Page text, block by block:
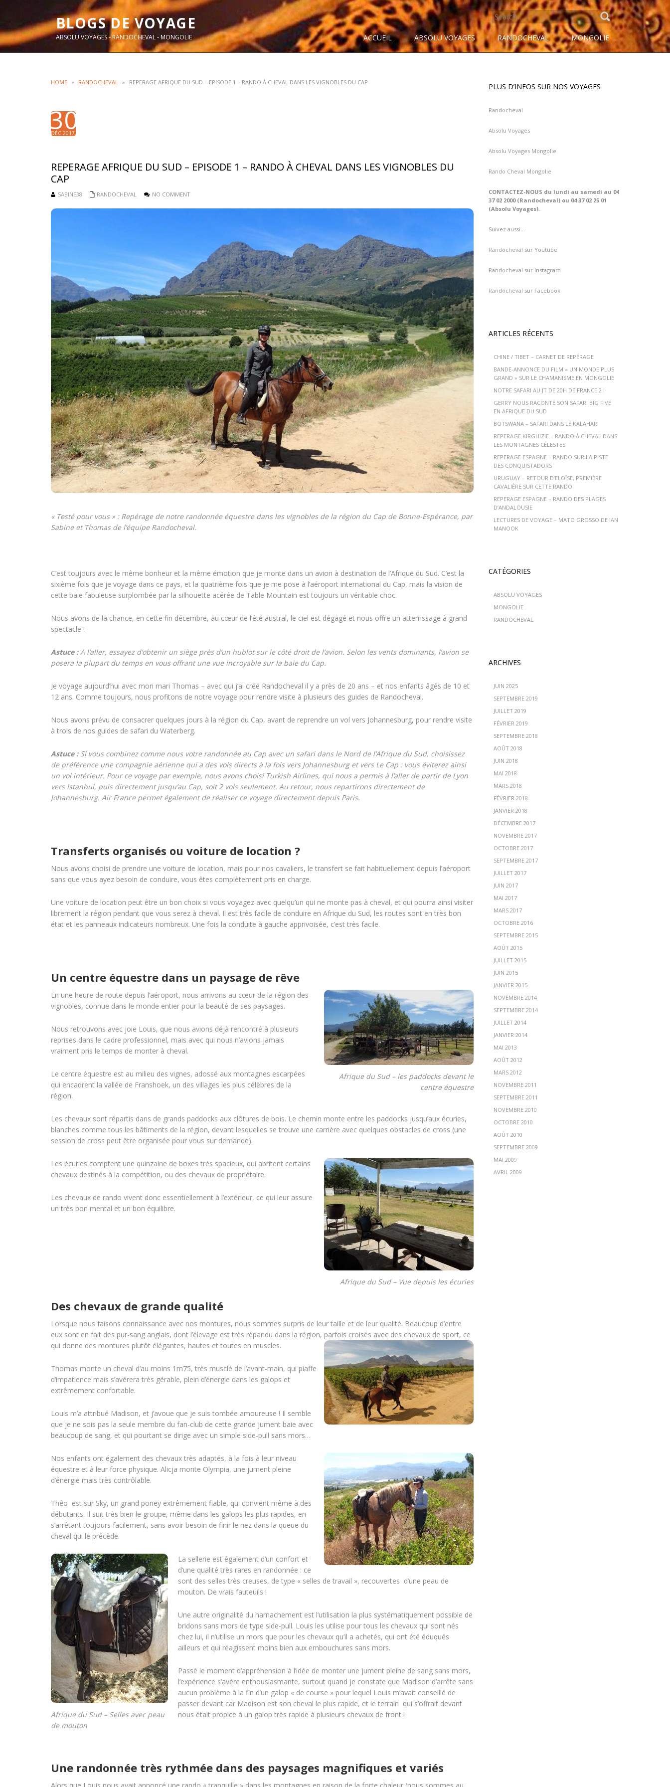
BLOGS DE VOYAGE
ABSOLU VOYAGES - RANDOCHEVAL - MONGOLIE
SEARCH
FOR:
ACCUEIL
ABSOLU VOYAGES RANDOCHEVAL MONGOLIE
HOME » RANDOCHEVAL » REPERAGE AFRIQUE DU SUD – EPISODE 1 – RANDO À CHEVAL DANS LES VIGNOBLES DU CAP
30
DÉC 2017
REPERAGE AFRIQUE DU SUD – EPISODE 1 – RANDO À CHEVAL DANS LES VIGNOBLES DU
CAP
SABINE38 RANDOCHEVAL NO COMMENT
« Testé pour vous » : Repérage de notre randonnée équestre dans les vignobles de la région du Cap de Bonne-Espérance, par
Sabine et Thomas de l’équipe Randocheval.
C’est toujours avec le même bonheur et la même émotion que je monte dans un avion à destination de l’Afrique du Sud. C’est la
sixième fois que je voyage dans ce pays, et la quatrième fois que je me pose à l’aéroport international du Cap, mais la vision de
cette baie fabuleuse surplombée par la silhouette acérée de Table Mountain est toujours un véritable choc.
Nous avons de la chance, en cette fin décembre, au cœur de l’été austral, le ciel est dégagé et nous offre un atterrissage à grand
spectacle !
Astuce :A l’aller, essayez d’obtenir un siège près d’un hublot sur le côté droit de l’avion. Selon les vents dominants, l’avion se
posera la plupart du temps en vous offrant une vue incroyable sur la baie du Cap.
Je voyage aujourd’hui avec mon mari Thomas – avec qui j’ai créé Randocheval il y a près de 20 ans – et nos enfants âgés de 10 et
12 ans. Comme toujours, nous profitons de notre voyage pour rendre visite à plusieurs des guides de Randocheval.
Nous avons prévu de consacrer quelques jours à la région du Cap, avant de reprendre un vol vers Johannesburg, pour rendre visite
à trois de nos guides de safari du Waterberg.
Astuce :Si vous combinez comme nous votre randonnée au Cap avec un safari dans le Nord de l’Afrique du Sud, choisissez
de préférence une compagnie aérienne qui a des vols directs à la fois vers Johannesburg et vers Le Cap : vous éviterez ainsi
un vol intérieur. Pour ce voyage par exemple, nous avons choisi Turkish Airlines, qui nous a permis à l’aller de partir de Lyon
vers Istanbul, puis directement jusqu’au Cap, soit 2 vols seulement. Au retour, nous repartirons directement de
Johannesburg. Air France permet également de réaliser ce voyage directement depuis Paris.
Transferts organisés ou voiture de location ?
Nous avons choisi de prendre une voiture de location, mais pour nos cavaliers, le transfert se fait habituellement depuis l’aéroport
sans que vous ayez besoin de conduire, vous êtes complètement pris en charge.
Une voiture de location peut être un bon choix si vous voyagez avec quelqu’un qui ne monte pas à cheval, et qui pourra ainsi visiter
librement la région pendant que vous serez à cheval. Il est très facile de conduire en Afrique du Sud, les routes sont en très bon
état et les panneaux indicateurs nombreux. Une fois la conduite à gauche apprivoisée, c’est très facile.
Un centre équestre dans un paysage de rêve
Afrique du Sud – les paddocks devant le
centre équestre
En une heure de route depuis l’aéroport, nous arrivons au cœur de la région des
vignobles, connue dans le monde entier pour la beauté de ses paysages.
Nous retrouvons avec joie Louis, que nous avions déjà rencontré à plusieurs
reprises dans le cadre professionnel, mais avec qui nous n’avions jamais
vraiment pris le temps de monter à cheval.
Le centre équestre est au milieu des vignes, adossé aux montagnes escarpées
qui encadrent la vallée de Franshoek, un des villages les plus célèbres de la
région.
Les chevaux sont répartis dans de grands paddocks aux clôtures de bois. Le chemin monte entre les paddocks jusqu’aux écuries,
blanches comme tous les bâtiments de la région, devant lesquelles se trouve une carrière avec quelques obstacles de cross (une
session de cross peut être organisée pour vous sur demande).
Afrique du Sud – Vue depuis les écuries
Les écuries comptent une quinzaine de boxes très spacieux, qui abritent certains
chevaux destinés à la compétition, ou des chevaux de propriétaire.
Les chevaux de rando vivent donc essentiellement à l’extérieur, ce qui leur assure
un très bon mental et un bon équilibre.
Des chevaux de grande qualité
Lorsque nous faisons connaissance avec nos montures, nous sommes surpris de leur taille et de leur qualité. Beaucoup d’entre
eux sont en fait des pur-sang anglais, dont l’élevage est très répandu dans la région, parfois croisés avec des chevaux de sport, ce
qui donne des montures plutôt élégantes, hautes et toutes en muscles.
Thomas monte un cheval d’au moins 1m75, très musclé de l’avant-main, qui piaffe
d’impatience mais s’avérera très gérable, plein d’énergie dans les galops et
extrêmement confortable.
Louis m’a attribué Madison, et j’avoue que je suis tombée amoureuse ! Il semble
que je ne sois pas la seule membre du fan-club de cette grande jument baie avec
beaucoup de sang, et qui pourtant se dirige avec un simple side-pull sans mors…
Nos enfants ont également des chevaux très adaptés, à la fois à leur niveau
équestre et à leur force physique. Alicja monte Olympia, une jument pleine
d’énergie mais très contrôlable.
Théo est sur Sky, un grand poney extrêmement fiable, qui convient même à des
débutants. Il suit très bien le groupe, même dans les galops les plus rapides, en
s’arrêtant toujours facilement, sans avoir besoin de finir le nez dans la queue du
cheval qui le précède.
Afrique du Sud – Selles avec peau
de mouton
La sellerie est également d’un confort et
d’une qualité très rares en randonnée : ce
sont des selles très creuses, de type « selles de travail », recouvertes d’une peau de
mouton. De vrais fauteuils !
Une autre originalité du harnachement est l’utilisation la plus systématiquement possible de
bridons sans mors de type side-pull. Louis les utilise pour tous les chevaux qui sont nés
chez lui, il n’utilise un mors que pour les chevaux qu’il a achetés, qui ont été éduqués
ailleurs et qui réagissent moins bien aux embouchures sans mors.
Passé le moment d’appréhension à l’idée de monter une jument pleine de sang sans mors,
l’expérience s’avère enthousiasmante, surtout quand je constate que Madison d’arrête sans
aucun problème à la fin d’un galop « de course » pour lequel Louis m’avait conseillé de
passer devant car Madison est son cheval le plus rapide, et le terrain qui s’offrait devant
nous était propice à un galop très rapide à plusieurs chevaux de front !
Une randonnée très rythmée dans des paysages magnifiques et variés
PLUS D’INFOS SUR NOS VOYAGES
Randocheval
Absolu Voyages
Absolu Voyages Mongolie
Rando Cheval Mongolie
CONTACTEZ-NOUS du lundi au samedi au 04
37 02 2000 (Randocheval) ou 04 37 02 25 01
(Absolu Voyages).
Suivez aussi…
Randocheval sur Youtube
Randocheval sur Instagram
Randocheval sur Facebook
ARTICLES RÉCENTS
CHINE / TIBET – CARNET DE REPÉRAGE
BANDE-ANNONCE DU FILM « UN MONDE PLUS
GRAND » SUR LE CHAMANISME EN MONGOLIE
NOTRE SAFARI AU JT DE 20H DE FRANCE 2 !
GERRY NOUS RACONTE SON SAFARI BIG FIVE
EN AFRIQUE DU SUD
BOTSWANA – SAFARI DANS LE KALAHARI
REPERAGE KIRGHIZIE – RANDO À CHEVAL DANS
LES MONTAGNES CÉLESTES
REPERAGE ESPAGNE – RANDO SUR LA PISTE
DES CONQUISTADORS
URUGUAY – RETOUR D’ELOÏSE, PREMIÈRE
CAVALIÈRE SUR CETTE RANDO
REPERAGE ESPAGNE – RANDO DES PLAGES
D’ANDALOUSIE
LECTURES DE VOYAGE – MATO GROSSO DE IAN
MANOOK
CATÉGORIES
ABSOLU VOYAGES
MONGOLIE
RANDOCHEVAL
ARCHIVES
JUIN 2025
SEPTEMBRE 2019
JUILLET 2019
FÉVRIER 2019
SEPTEMBRE 2018
AOÛT 2018
JUIN 2018
MAI 2018
MARS 2018
FÉVRIER 2018
JANVIER 2018
DÉCEMBRE 2017
NOVEMBRE 2017
OCTOBRE 2017
SEPTEMBRE 2017
JUILLET 2017
JUIN 2017
MAI 2017
MARS 2017
OCTOBRE 2016
SEPTEMBRE 2015
AOÛT 2015
JUILLET 2015
JUIN 2015
JANVIER 2015
NOVEMBRE 2014
SEPTEMBRE 2014
JUILLET 2014
JANVIER 2014
MAI 2013
AOÛT 2012
MARS 2012
NOVEMBRE 2011
SEPTEMBRE 2011
NOVEMBRE 2010
OCTOBRE 2010
AOÛT 2010
SEPTEMBRE 2009
MAI 2009
AVRIL 2009